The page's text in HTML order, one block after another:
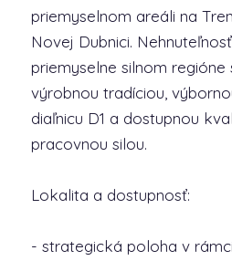
priemyselnom areáli na
Novej Dubnici.
priemyselne silnom regióne
výrobnou tradíciou,
diaľnicu D1 a dostupnou
pracovnou silou.
Lokalita a dostupnosť:
- strategická poloha v